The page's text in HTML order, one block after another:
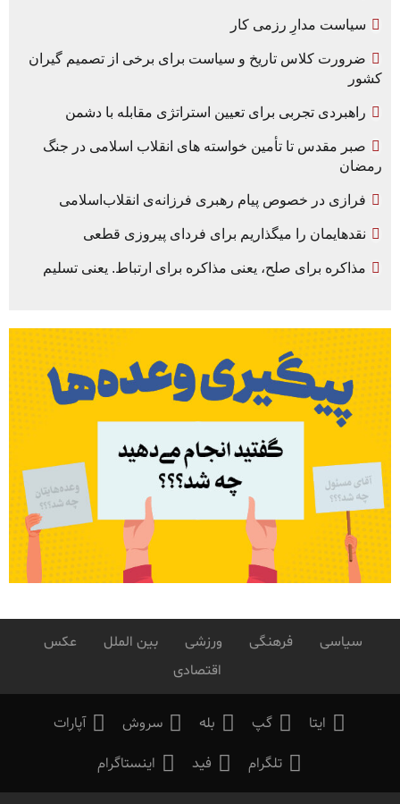
سیاست مدارِ رزمی کار
ضرورت کلاس تاریخ و سیاست برای برخی از تصمیم گیران
کشور
راهبردی تجربی برای تعیین استراتژی مقابله با دشمن
صبر مقدس تا تأمین خواسته های انقلاب اسلامی در جنگ
رمضان
فرازی در خصوص پیام رهبری فرزانه‌ی انقلاب‌اسلامی
نقدهایمان را میگذاریم برای فردای پیروزی قطعی
مذاکره برای صلح، یعنی مذاکره برای ارتباط. یعنی تسلیم
سیاسی فرهنگی ورزشی بین الملل
عکس
اقتصادی
ایتا گپ بله سروش
آپارات
تلگرام
فید اینستاگرام